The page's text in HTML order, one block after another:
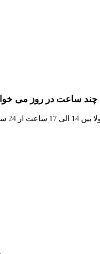
کودک یک ماهه